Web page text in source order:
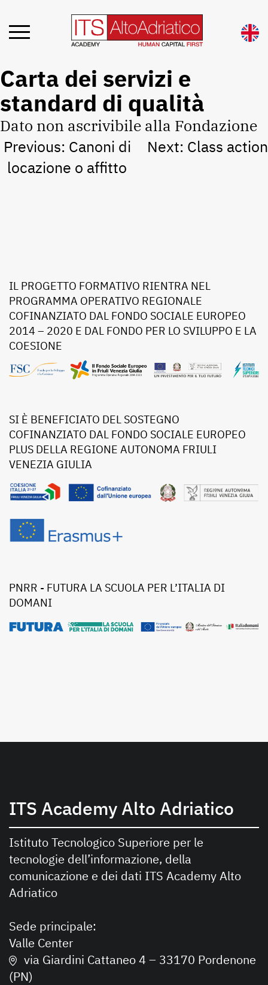
Carta dei servizi e
standard di qualità
Dato non ascrivibile alla Fondazione
Navigazione
articoli
Previous: Canoni di
locazione o affitto
Next: Class action
IL PROGETTO FORMATIVO RIENTRA NEL
PROGRAMMA OPERATIVO REGIONALE
COFINANZIATO DAL FONDO SOCIALE EUROPEO
2014 – 2020 E DAL FONDO PER LO SVILUPPO E LA
COESIONE
SI È BENEFICIATO DEL SOSTEGNO
COFINANZIATO DAL FONDO SOCIALE EUROPEO
PLUS DELLA REGIONE AUTONOMA FRIULI
VENEZIA GIULIA
PNRR - FUTURA LA SCUOLA PER L’ITALIA DI
DOMANI
ITS Academy Alto Adriatico
Istituto Tecnologico Superiore per le
tecnologie dell’informazione, della
comunicazione e dei dati ITS Academy Alto
Adriatico
Sede principale:
Valle Center
via Giardini Cattaneo 4 – 33170 Pordenone
(PN)